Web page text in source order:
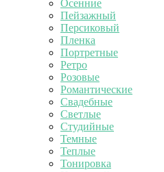
Осенние
Пейзажный
Персиковый
Пленка
Портретные
Ретро
Розовые
Романтические
Свадебные
Светлые
Студийные
Темные
Теплые
Тонировка